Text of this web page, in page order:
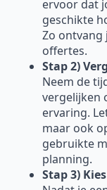
ervoor dat
geschikte
Zo ontvang
offertes.
Stap 2)
Neem de
vergelijken
ervaring.
maar ook
gebruikte
planning.
Stap 3)